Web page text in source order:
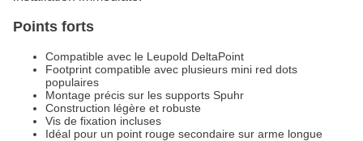
Points forts
Compatible avec le Leupold DeltaPoint
Footprint compatible avec plusieurs mini red dots
populaires
Montage précis sur les supports Spuhr
Construction légère et robuste
Vis de fixation incluses
Idéal pour un point rouge secondaire sur arme longue